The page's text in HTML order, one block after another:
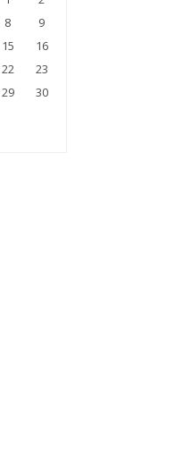
8
9
15
16
22
23
29
30